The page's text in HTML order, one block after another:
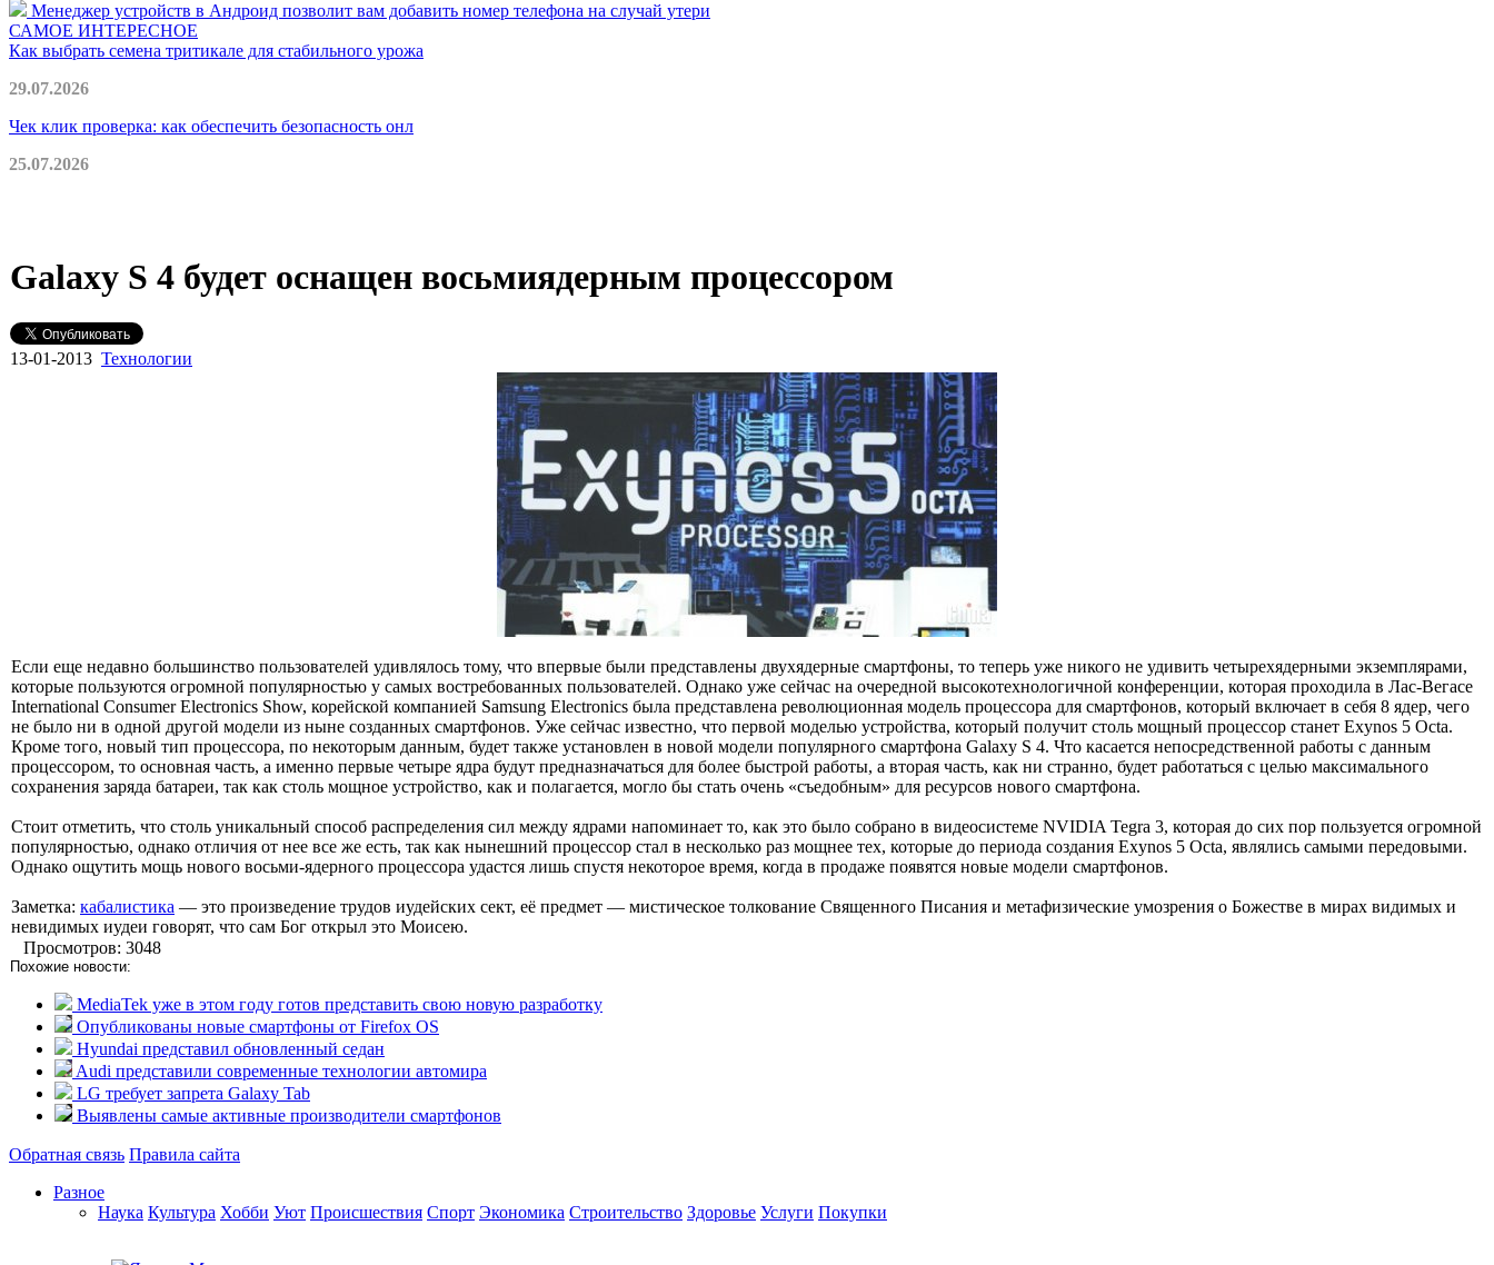
Менеджер устройств в Андроид позволит вам добавить номер телефона на случай утери
САМОЕ ИНТЕРЕСНОЕ
Как выбрать семена тритикале для стабильного урожа
29.07.2026
Чек клик проверка: как обеспечить безопасность онл
25.07.2026
Galaxy S 4 будет оснащен восьмиядерным процессором
13-01-2013 Технологии
Если еще недавно большинство пользователей удивлялось тому, что впервые были представлены двухядерные смартфоны, то теперь уже никого не удивить четырехядерными экземплярами,
которые пользуются огромной популярностью у самых востребованных пользователей. Однако уже сейчас на очередной высокотехнологичной конференции, которая проходила в Лас-Вегасе
International Consumer Electronics Show, корейской компанией Samsung Electronics была представлена революционная модель процессора для смартфонов, который включает в себя 8 ядер, чего
не было ни в одной другой модели из ныне созданных смартфонов. Уже сейчас известно, что первой моделью устройства, который получит столь мощный процессор станет Exynos 5 Octa.
Кроме того, новый тип процессора, по некоторым данным, будет также установлен в новой модели популярного смартфона Galaxy S 4. Что касается непосредственной работы с данным
процессором, то основная часть, а именно первые четыре ядра будут предназначаться для более быстрой работы, а вторая часть, как ни странно, будет работаться с целью максимального
сохранения заряда батареи, так как столь мощное устройство, как и полагается, могло бы стать очень «съедобным» для ресурсов нового смартфона.
Стоит отметить, что столь уникальный способ распределения сил между ядрами напоминает то, как это было собрано в видеосистеме NVIDIA Tegra 3, которая до сих пор пользуется огромной
популярностью, однако отличия от нее все же есть, так как нынешний процессор стал в несколько раз мощнее тех, которые до периода создания Exynos 5 Octa, являлись самыми передовыми.
Однако ощутить мощь нового восьми-ядерного процессора удастся лишь спустя некоторое время, когда в продаже появятся новые модели смартфонов.
Заметка: кабалистика — это произведение трудов иудейских сект, её предмет — мистическое толкование Священного Писания и метафизические умозрения о Божестве в мирах видимых и
невидимых иудеи говорят, что сам Бог открыл это Моисею.
Просмотров: 3048
Похожие новости:
MediaTek уже в этом году готов представить свою новую разработку
Опубликованы новые смартфоны от Firefox OS
Hyundai представил обновленный седан
Audi представили современные технологии автомира
LG требует запрета Galaxy Tab
Выявлены самые активные производители смартфонов
Обратная связь Правила сайта
Разное
Наука Культура Хобби Уют Происшествия Спорт Экономика Строительство Здоровье Услуги Покупки